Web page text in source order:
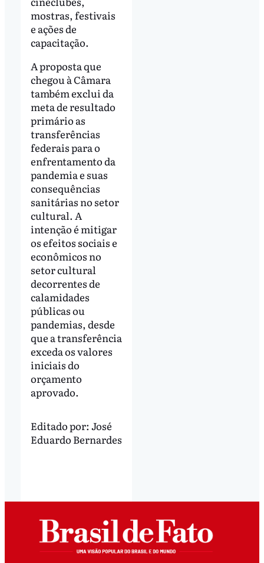
mostras, festivais
e ações de
capacitação.
A proposta que
chegou à Câmara
também exclui da
meta de resultado
primário as
transferências
federais para o
enfrentamento da
pandemia e suas
consequências
sanitárias no setor
cultural. A
intenção é mitigar
os efeitos sociais e
econômicos no
setor cultural
decorrentes de
calamidades
públicas ou
pandemias, desde
que a transferência
exceda os valores
iniciais do
orçamento
aprovado.
Editado por: José
Eduardo Bernardes